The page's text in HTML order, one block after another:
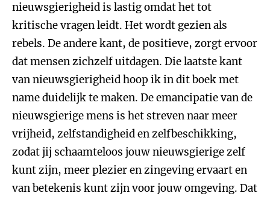
nieuwsgierigheid is lastig omdat het tot
kritische vragen leidt. Het wordt gezien als
rebels. De andere kant, de positieve, zorgt ervoor
dat mensen zichzelf uitdagen. Die laatste kant
van nieuwsgierigheid hoop ik in dit boek met
name duidelijk te maken. De emancipatie van de
nieuwsgierige mens is het streven naar meer
vrijheid, zelfstandigheid en zelfbeschikking,
zodat jij schaamteloos jouw nieuwsgierige zelf
kunt zijn, meer plezier en zingeving ervaart en
van betekenis kunt zijn voor jouw omgeving. Dat